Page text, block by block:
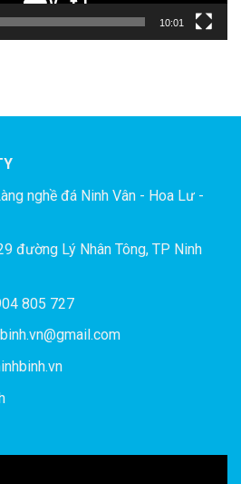
10:01
nghề đá Ninh Vân - Hoa Lư -
đường Lý Nhân Tông, TP Ninh
805 727